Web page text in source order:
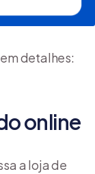
detalhes:
online
a loja de